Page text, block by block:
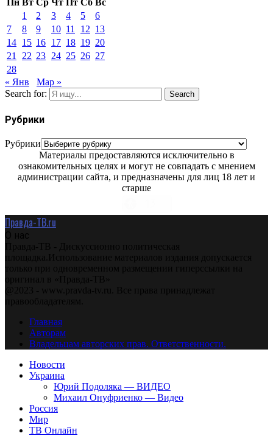
Пн Вт Ср Чт Пт Сб Вс
1
2 3 4 5
6
7
8 9 10 11 12 13
14 15 16 17 18 19 20
21
22 23 24 25 26 27
28
« Янв
Мар »
Search for:
Search
Рубрики
Рубрики
Материалы предоставляются исключительно в
ознакомительных целях и могут не совпадать с мнением
администрации сайта, и предназначены для лиц 18 лет и
старше
Правда-ТВ.ru
О нас
Правда-ТВ - Дискуссионно политическая
площадка.Использование материалов издания допускается
только при одновременном размещении гиперссылки на
оригинал в «Правда-ТВ»
@2023 - www.pravda-tv.ru. Все права принадлежат
правообладателям.
Главная
Авторам
Владельцам авторских прав. Ответственности.
Новости
Украина
Юрий Подоляка — ВИДЕО
Михаил Онуфриенко — Видео
Россия
Мир
ТВ Онлайн